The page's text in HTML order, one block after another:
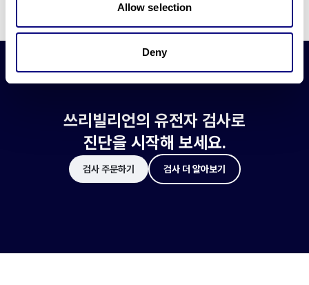
Allow selection
Deny
쓰리빌리언의 유전자 검사로
진단을 시작해 보세요.
검사 주문하기 검사 더 알아보기